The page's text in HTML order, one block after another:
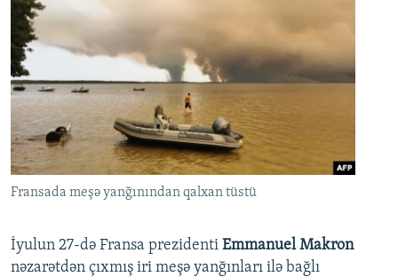
Fransada meşə yanğınından qalxan tüstü
İyulun 27-də Fransa prezidenti Emmanuel Makron
nəzarətdən çıxmış iri meşə yanğınları ilə bağlı